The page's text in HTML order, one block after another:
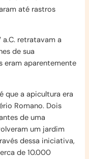
até rastros
a.C. retratavam a
de sua
eram aparentemente
que a apicultura era
Romano. Dois
de uma
um jardim
dessa iniciativa,
de 10.000